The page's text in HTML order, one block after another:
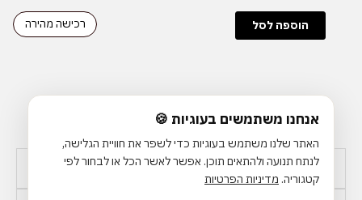
₪ 52.
₪ 30.
רכישה מהירה
מנומר
פרחים
הוספה לסל
מידע נוסף
אנחנו משתמשים בעוגיות 🍪
האתר שלנו משתמש בעוגיות כדי לשפר את חוויית הגלישה,
לנתח תנועה ולהתאים תוכן. אפשר לאשר הכל או לבחור לפי
קטגוריה. מדיניות הפרטיות